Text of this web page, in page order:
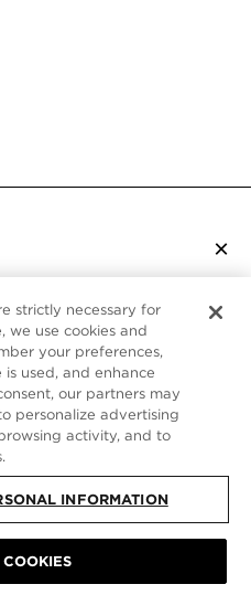
×
FROM
us from United States,
our Canada store.
to your local site?
STATES
strictly necessary for
we use cookies and
your preferences,
used, and enhance
our partners may
personalize advertising
activity, and to
INFORMATION